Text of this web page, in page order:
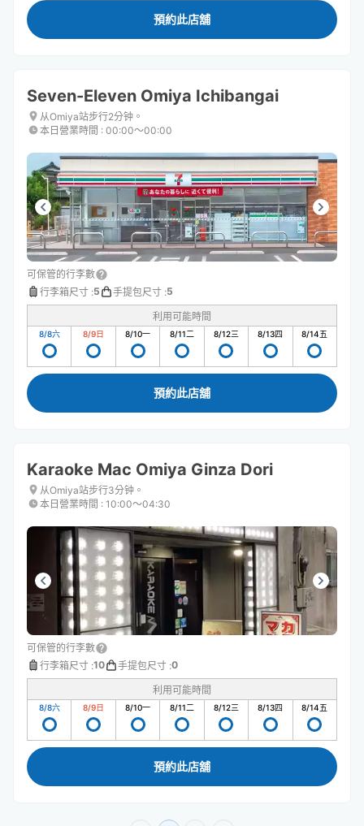
預約此店舖
Seven-Eleven Omiya Ichibangai
从Omiya站步行2分钟。
本日營業時間 : 00:00〜00:00
可保管的行李數
行李箱尺寸 :5 手提包尺寸 :5
利用可能時間
8/8六 8/9日 8/10一 8/11二 8/12三 8/13四 8/14五
預約此店舖
Karaoke Mac Omiya Ginza Dori
从Omiya站步行3分钟。
本日營業時間 : 10:00〜04:30
可保管的行李數
行李箱尺寸 :10 手提包尺寸 :0
利用可能時間
8/8六 8/9日 8/10一 8/11二 8/12三 8/13四 8/14五
預約此店舖